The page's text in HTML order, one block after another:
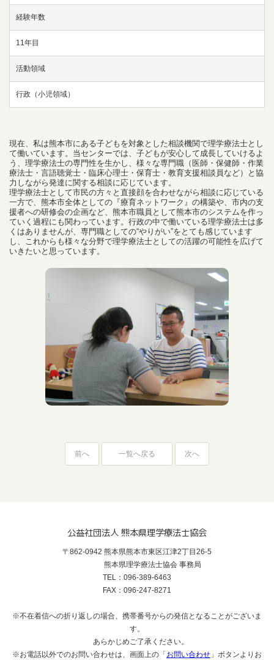
経験年数
11年目
活動領域
行政（小児領域）
現在、私は熊本市にある子どもを対象とした相談機関で理学療法士とし
て働いています。当センターでは、子どもが安心して成長していけるよ
う、理学療法士の専門性を生かし、様々な専門職（医師・保健師・作業
療法士・言語聴覚士・臨床心理士・保育士・教育支援相談員など）と協
力しながら発達に関する相談に応じています。
理学療法士として市民の方々と直接顔を合わせながら相談に応じている
一方で、熊本市全体としての『療育ネットワーク』の構築や、市内の支
援者への研修会の企画など、熊本市職員として熊本市のシステムを作っ
ていく過程にも関わっています。行政の中で働いている理学療法士は多
くはありませんが、専門職としての“やりがい”をとても感じています
し、これからも様々な分野で理学療法士としての活躍の可能性を広げて
いきたいと思っています。
前へ 一覧へ戻る 次へ
公益社団法人 熊本県理学療法士協会
〒862-0942 熊本県熊本市東区江津2丁目26-5
熊本県理学療法士協会 事務局
TEL：096-389-6463
FAX：096-247-8271
※不在着信への折り返しの場合、携帯番号からの発信となることがございま
す。
あらかじめご了承ください。
※お電話以外でのお問い合わせは、画面上の「 お問い合わせ 」ボタンよりお